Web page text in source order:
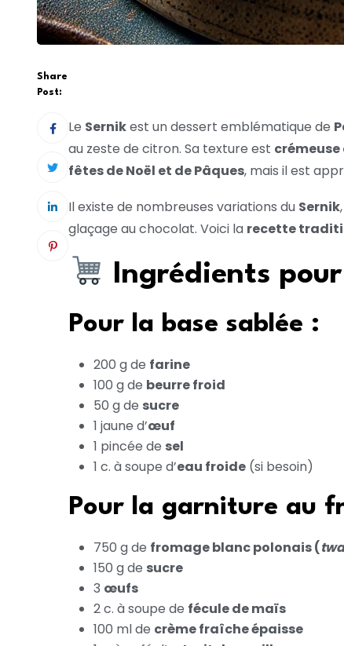
Share
Post:
Le Sernikest un dessert emblématique de
au zeste de citron. Sa texture est
fêtes de Noël et de Pâques, mais il est
Il existe de nombreuses variations du Sernik
glaçage au chocolat. Voici la recette
Ingrédients
Pour la base sablée :
200 g de farine
100 g de beurre froid
50 g de sucre
1 jaune d’œuf
1 pincée de sel
1 c. à soupe d’eau froide (si besoin)
Pour la garniture au
750 g de fromage blanc polonais (
150 g de sucre
3 œufs
2 c. à soupe de fécule de maïs
100 ml de crème fraîche épaisse